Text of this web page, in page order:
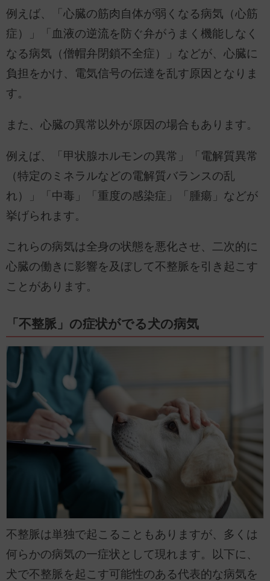
例えば、「心臓の筋肉自体が弱くなる病気（心筋
症）」「血液の逆流を防ぐ弁がうまく機能しなく
なる病気（僧帽弁閉鎖不全症）」などが、心臓に
負担をかけ、電気信号の伝達を乱す原因となりま
す。
また、心臓の異常以外が原因の場合もあります。
例えば、「甲状腺ホルモンの異常」「電解質異常
（特定のミネラルなどの電解質バランスの乱
れ）」「中毒」「重度の感染症」「腫瘍」などが
挙げられます。
これらの病気は全身の状態を悪化させ、二次的に
心臓の働きに影響を及ぼして不整脈を引き起こす
ことがあります。
「不整脈」の症状がでる犬の病気
不整脈は単独で起こることもありますが、多くは
何らかの病気の一症状として現れます。以下に、
犬で不整脈を起こす可能性のある代表的な病気を